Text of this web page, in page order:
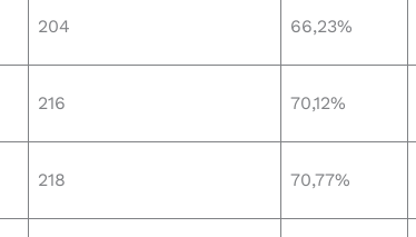
204 66,23%
216 70,12%
218 70,77%